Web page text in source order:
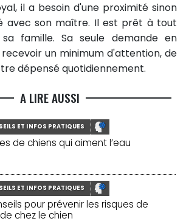
il a besoin d'une proximité sinon
avec son maître. Il est prêt à tout
famille. Sa seule demande en
un minimum d'attention, de
dépensé quotidiennement.
A LIRE AUSSI
ET INFOS PRATIQUES
de chiens qui aiment l’eau
ET INFOS PRATIQUES
pour prévenir les risques de
chez le chien